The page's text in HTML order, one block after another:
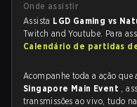
Onde assistir
Assista LGD Gaming vs
Twitch and Youtube. Para
Calendário de partidas
Acompanhe toda a ação que
Singapore Main Event ,
transmissões ao vivo, tudo